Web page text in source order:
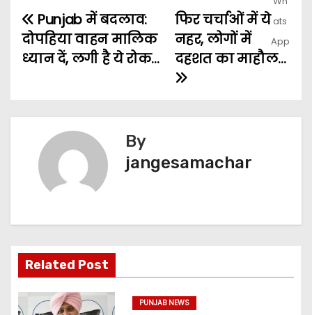
फिर चर्चाओं में ये
नहर, लोगों में
दहशत का माहौल…
Punjab में बदलाव:
दोपहिया वाहन मालिक
ध्यान दें, लगी है ये रोक…
By
jangesamachar
Related Post
PUNJAB NEWS